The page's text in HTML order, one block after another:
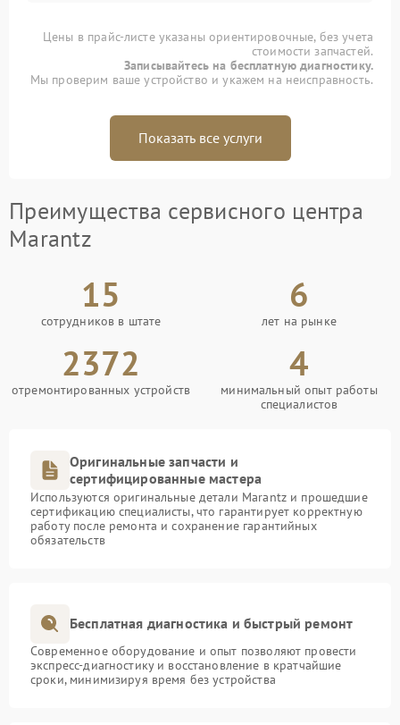
Цены в прайс-листе указаны ориентировочные, без учета
стоимости запчастей.
Записывайтесь на бесплатную диагностику.
Мы проверим ваше устройство и укажем на неисправность.
Показать все услуги
Преимущества сервисного центра
Marantz
15
сотрудников в штате
6
лет на рынке
2372
отремонтированных устройств
4
минимальный опыт работы
специалистов
Оригинальные запчасти и
сертифицированные мастера
Используются оригинальные детали Marantz и прошедшие
сертификацию специалисты, что гарантирует корректную
работу после ремонта и сохранение гарантийных
обязательств
Бесплатная диагностика и быстрый ремонт
Современное оборудование и опыт позволяют провести
экспресс-диагностику и восстановление в кратчайшие
сроки, минимизируя время без устройства